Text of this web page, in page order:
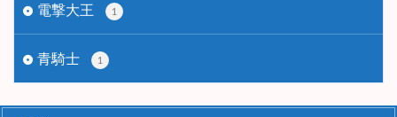
電撃大王 1
青騎士 1